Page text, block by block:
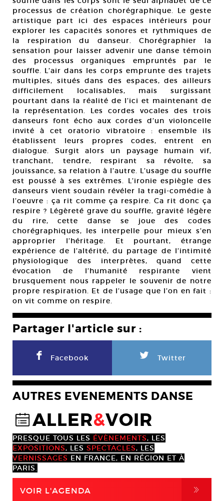
processus de création chorégraphique. Le geste
artistique part ici des espaces intérieurs pour
explorer les capacités sonores et rythmiques de
la respiration du danseur. Chorégraphier la
sensation pour laisser advenir une danse témoin
des processus organiques empruntés par le
souffle. L’air dans les corps emprunte des trajets
multiples, situés dans des espaces, des ailleurs
difficilement localisables, mais surgissant
pourtant dans la réalité de l’ici et maintenant de
la représentation. Les cordes vocales des trois
danseurs font écho aux cordes d’un violoncelle
invité à cet oratorio vibratoire : ensemble ils
établissent leurs propres codes, entrent en
dialogue. Surgit alors un paysage humain vif,
tranchant, tendre, respirant sa révolte, sa
jouissance, sa relation à l’autre. L’usage du souffle
est poussé à ses extrêmes. L’ironie espiègle des
danseurs vient soudain révéler la tragi-comédie à
l’oeuvre : ça rit comme ça respire. Ca rit donc ça
respire ? Légèreté grave du souffle, gravité légère
du rire, cette danse se joue des codes
chorégraphiques, les interpelle pour mieux s’en
approprier l’héritage. Et pourtant, étrange
expérience de l’altérité, du partage de l’intimité
physiologique des interprètes, quand cette
évocation de l’humanité respirante vient
brusquement nous rappeler le souvenir de notre
propre respiration. Et de l’usage que l’on en fait :
on vit comme on respire.
Partager l'article sur :
F Facebook L Twitter
AUTRES EVENEMENTS DANSE
@ALLER&VOIR
PRESQUE TOUS LES ÉVÈNEMENTS, LES
EXPOSITIONS, LES SPECTACLES, LES
VERNISSAGES EN FRANCE, EN RÉGION ET À
PARIS.
VOIR L'AGENDA ,